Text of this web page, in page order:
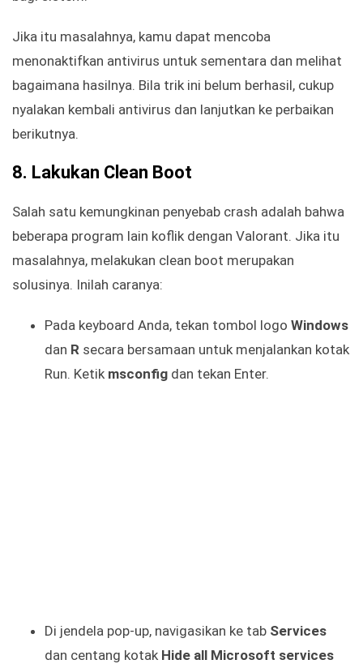
Jika itu masalahnya, kamu dapat mencoba
menonaktifkan antivirus untuk sementara dan melihat
bagaimana hasilnya. Bila trik ini belum berhasil, cukup
nyalakan kembali antivirus dan lanjutkan ke perbaikan
berikutnya.
8. Lakukan Clean Boot
Salah satu kemungkinan penyebab crash adalah bahwa
beberapa program lain koflik dengan Valorant. Jika itu
masalahnya, melakukan clean boot merupakan
solusinya. Inilah caranya:
Pada keyboard Anda, tekan tombol logo Windows
dan R secara bersamaan untuk menjalankan kotak
Run. Ketik msconfig dan tekan Enter.
Di jendela pop-up, navigasikan ke tab Services
dan centang kotak Hide all Microsoft services